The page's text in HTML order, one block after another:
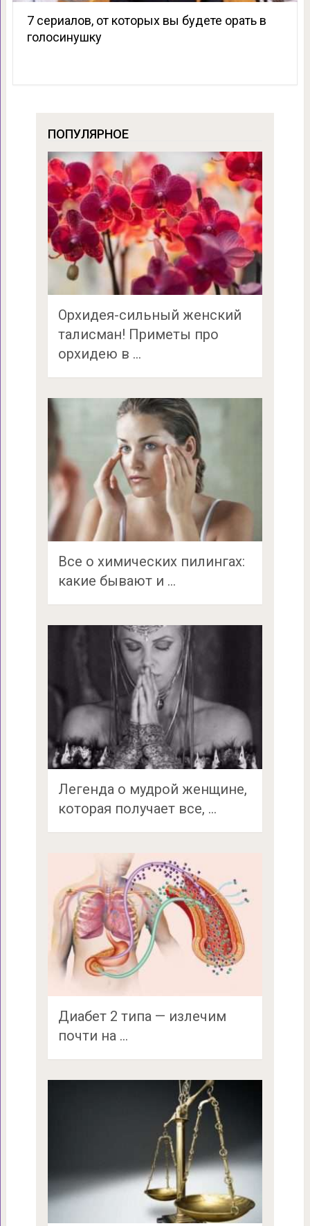
7 сериалов, от которых вы будете орать в
голосинушку
ПОПУЛЯРНОЕ
Орхидея-сильный женский
талисман! Приметы про
орхидею в …
Все о химических пилингах:
какие бывают и …
Легенда о мудрой женщине,
которая получает все, …
Диабет 2 типа — излечим
почти на …